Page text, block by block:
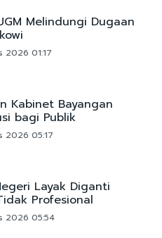
Melindungi Dugaan
2026 01:17
Kabinet Bayangan
bagi Publik
2026 05:17
Layak Diganti
Profesional
2026 05:54